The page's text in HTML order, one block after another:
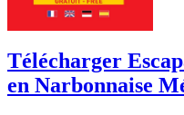
Télécharger
en Narbonnaise